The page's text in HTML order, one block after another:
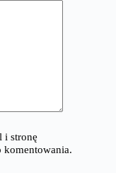
i stronę
komentowania.